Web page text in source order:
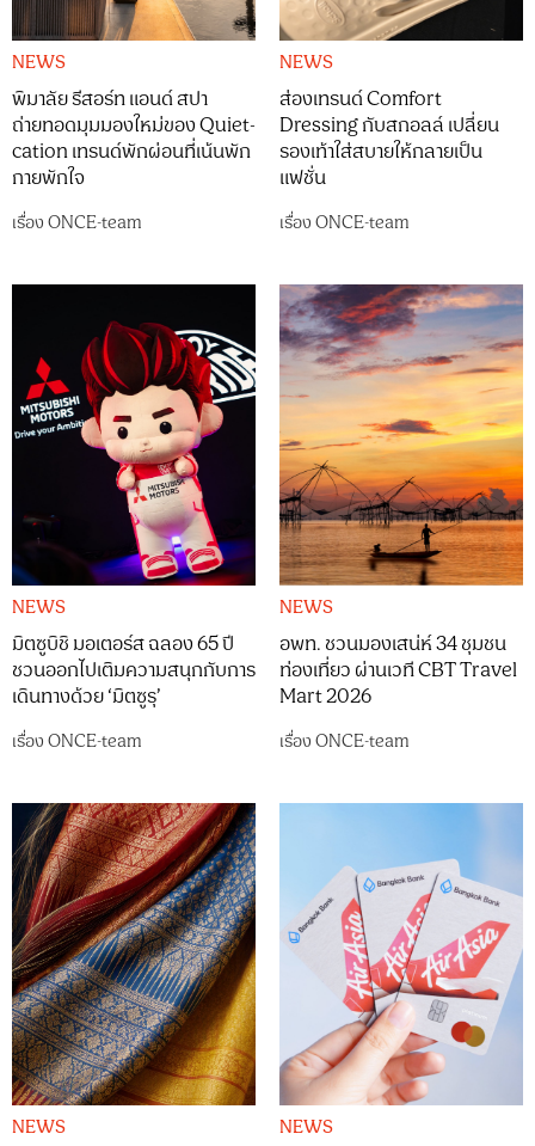
NEWS
พิมาลัย รีสอร์ท แอนด์ สปา
ถ่ายทอดมุมมองใหม่ของ Quiet-
cation เทรนด์พักผ่อนที่เน้นพัก
กายพักใจ
เรื่องONCE-team
NEWS
ส่องเทรนด์ Comfort
Dressing กับสกอลล์ เปลี่ยน
รองเท้าใส่สบายให้กลายเป็น
แฟชั่น
เรื่องONCE-team
NEWS
มิตซูบิชิ มอเตอร์ส ฉลอง 65 ปี
ชวนออกไปเติมความสนุกกับการ
เดินทางด้วย ‘มิตซูรุ’
เรื่องONCE-team
NEWS
อพท. ชวนมองเสน่ห์ 34 ชุมชน
ท่องเที่ยว ผ่านเวที CBT Travel
Mart 2026
เรื่องONCE-team
NEWS NEWS